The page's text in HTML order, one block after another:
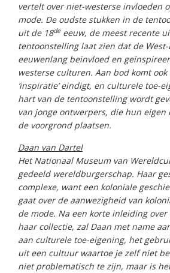
vertelt over niet-westerse invloeden
mode. De oudste stukken in de
uit de 18deeeuw, de meest recente
tentoonstelling laat zien dat de
eeuwenlang beïnvloed en
westerse culturen. Aan bod komt
‘inspiratie’ eindigt, en culturele toe-
hart van de tentoonstelling wordt
van jonge ontwerpers, die hun
de voorgrond plaatsen.
Daan van Dartel
Het Nationaal Museum van
gedeeld wereldburgerschap. Haar
complexe, want een koloniale
gaat over de aanwezigheid van
de mode. Na een korte inleiding
haar collectie, zal Daan met name
aan culturele toe-eigening, het
uit een cultuur waartoe je zelf niet
niet problematisch te zijn, maar is